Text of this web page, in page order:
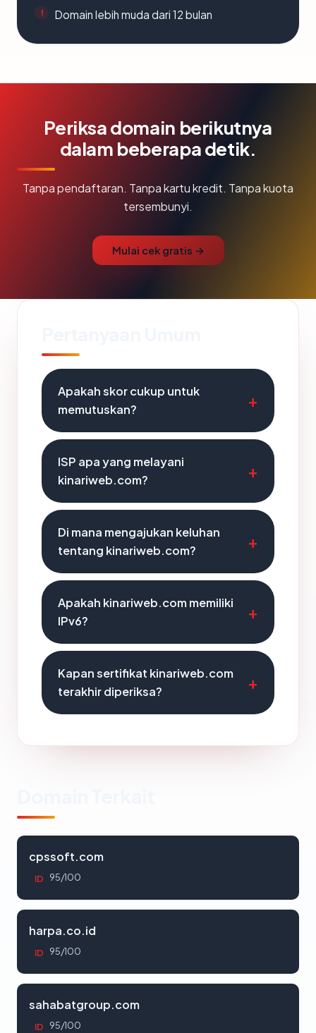
Domain lebih muda dari 12 bulan
Periksa domain berikutnya
dalam beberapa detik.
Tanpa pendaftaran. Tanpa kartu kredit. Tanpa kuota
tersembunyi.
Mulai cek gratis →
Apakah skor cukup untuk
memutuskan?
ISP apa yang melayani
kinariweb.com?
Di mana mengajukan keluhan
tentang kinariweb.com?
Apakah kinariweb.com memiliki
IPv6?
Kapan sertifikat kinariweb.com
terakhir diperiksa?
cpssoft.com
ID 95/100
harpa.co.id
ID 95/100
sahabatgroup.com
ID 95/100